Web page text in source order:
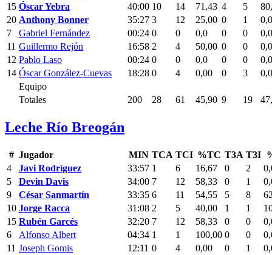
15 Óscar Yebra 40:00 10 14 71,43 4 5
20 Anthony Bonner 35:27 3 12 25,00 0 1
7
Gabriel Fernández 00:24 0 0 0,0 0 0
0,0
11 Guillermo Rejón 16:58 2 4 50,00 0 0
0,0
12 Pablo Laso 00:24 0 0 0,0 0 0
0,0
14 Óscar González-Cuevas 18:28 0 4 0,00 0 3
Equipo
Totales
200 28 61 45,90 9 19
Leche Río Breogán
# Jugador MIN TCA TCI %TC T3A T3I
4
Javi Rodríguez 33:57 1 6 16,67 0 2
5
Devin Davis 34:00 7 12 58,33 0 1
9
César Sanmartín 33:35 6 11 54,55 5 8
10 Jorge Racca 31:08 2 5 40,00 1 1
15 Rubén Garcés 32:20 7 12 58,33 0 0
6
Alfonso Albert 04:34 1 1 100,00 0 0
11 Joseph Gomis 12:11 0 4 0,00 0 1